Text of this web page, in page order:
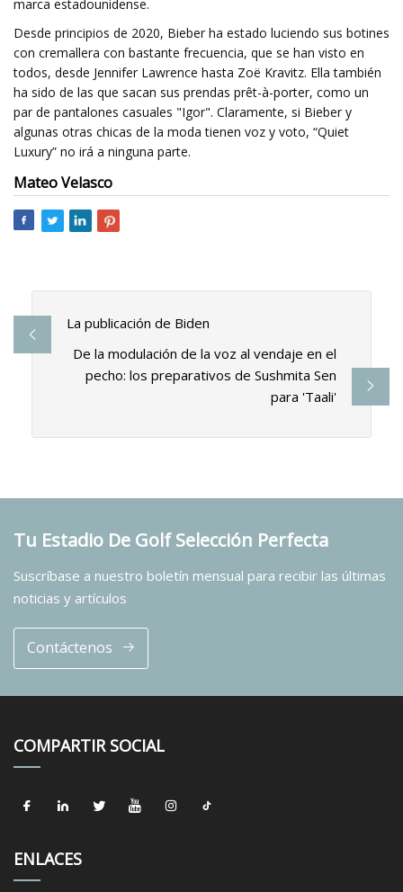
marca estadounidense.
Desde principios de 2020, Bieber ha estado luciendo sus botines
con cremallera con bastante frecuencia, que se han visto en
todos, desde Jennifer Lawrence hasta Zoë Kravitz. Ella también
ha sido de las que sacan sus prendas prêt-à-porter, como un
par de pantalones casuales "Igor". Claramente, si Bieber y
algunas otras chicas de la moda tienen voz y voto, “Quiet
Luxury” no irá a ninguna parte.
Mateo Velasco
La publicación de Biden
De la modulación de la voz al vendaje en el
pecho: los preparativos de Sushmita Sen
para 'Taali'
Tu Estadio De Golf Selección Perfecta
Suscríbase a nuestro boletín mensual para recibir las últimas
noticias y artículos
Contáctenos
COMPARTIR SOCIAL
ENLACES